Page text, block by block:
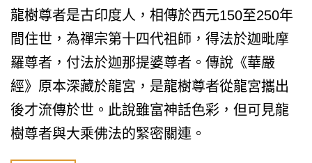
龍樹尊者是古印度人，相傳於西元150至250年
間住世，為禪宗第十四代祖師，得法於迦毗摩
羅尊者，付法於迦那提婆尊者。傳說《華嚴
經》原本深藏於龍宮，是龍樹尊者從龍宮攜出
後才流傳於世。此說雖富神話色彩，但可見龍
樹尊者與大乘佛法的緊密關連。